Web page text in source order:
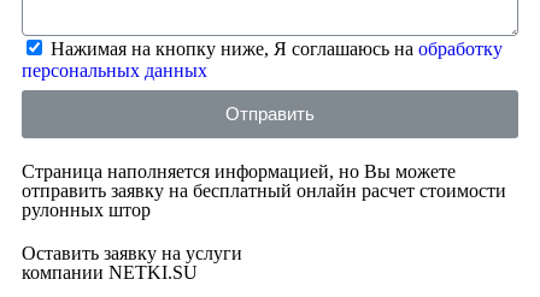
Нажимая на кнопку ниже, Я соглашаюсь на обработку
персональных данных
Отправить
Страница наполняется информацией, но Вы можете
отправить заявку на бесплатный онлайн расчет стоимости
рулонных штор
Оставить заявку на услуги
компании NETKI.SU